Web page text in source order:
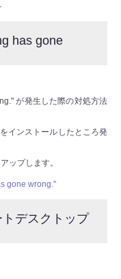
has gone
が発生した際の対処方法
インストールしたところ発
ップします。
gone wrong."
デスクトップ